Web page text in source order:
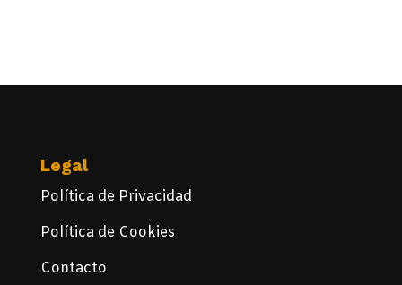
Legal
Política de Privacidad
Política de Cookies
Contacto